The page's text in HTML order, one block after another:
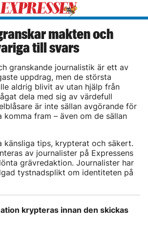
makten och
till svars
granskande journalistik är ett av
uppdrag, men de största
aldrig blivit av utan hjälp från
dela med sig av värdefull
är inte sällan avgörande för
komma fram – även om de sällan
känsliga tips, krypterat och säkert.
av journalister på Expressens
grävredaktion. Journalister har
tystnadsplikt om identiteten på
krypteras innan den skickas